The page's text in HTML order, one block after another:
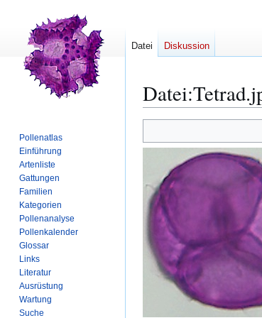
Datei:
Navigation
Suche
Datei Diskussion
Pollenatlas
Einführung
Artenliste
Gattungen
Familien
Kategorien
Pollenanalyse
Pollenkalender
Glossar
Links
Literatur
Ausrüstung
Wartung
Suche